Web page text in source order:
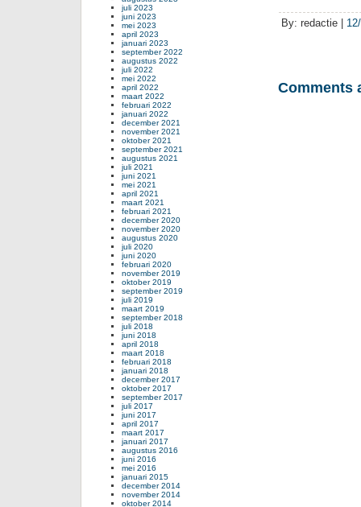
By: redactie |
Comments
juli 2023
juni 2023
mei 2023
april 2023
januari 2023
september 2022
augustus 2022
juli 2022
mei 2022
april 2022
maart 2022
februari 2022
januari 2022
december 2021
november 2021
oktober 2021
september 2021
augustus 2021
juli 2021
juni 2021
mei 2021
april 2021
maart 2021
februari 2021
december 2020
november 2020
augustus 2020
juli 2020
juni 2020
februari 2020
november 2019
oktober 2019
september 2019
juli 2019
maart 2019
september 2018
juli 2018
juni 2018
april 2018
maart 2018
februari 2018
januari 2018
december 2017
oktober 2017
september 2017
juli 2017
juni 2017
april 2017
maart 2017
januari 2017
augustus 2016
juni 2016
mei 2016
januari 2015
december 2014
november 2014
oktober 2014